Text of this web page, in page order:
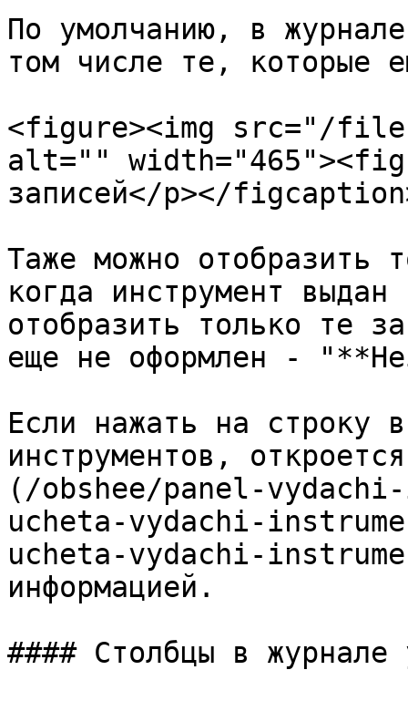
По умолчанию, в
том числе те, которые
<figure><img src="/files/
alt=""
записей</p></
Таже можно отобразить
когда инструмент
отобразить только те
еще не оформлен -
Если нажать на строку
инструментов,
(/obshee/panel-
ucheta-vydachi-
ucheta-vydachi-
информацией.
#### Столбцы в журнале